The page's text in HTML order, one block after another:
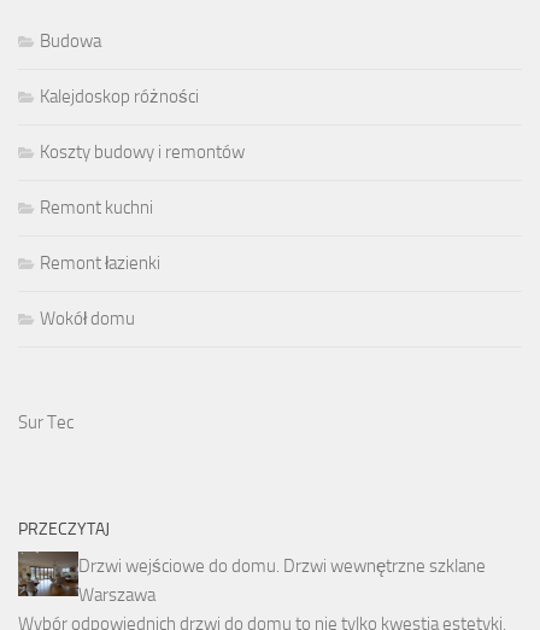
Budowa
Kalejdoskop różności
Koszty budowy i remontów
Remont kuchni
Remont łazienki
Wokół domu
Sur Tec
PRZECZYTAJ
Drzwi wejściowe do domu. Drzwi wewnętrzne szklane
Warszawa
Wybór odpowiednich drzwi do domu to nie tylko kwestia estetyki,